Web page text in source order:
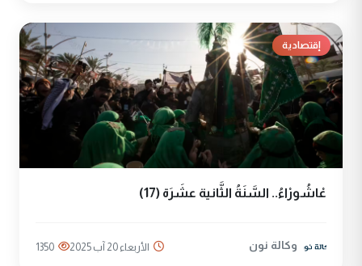
إقتصادية
عْاشُورْاءُ.. السَّنَةُ الثَّانية عشَرَة (17)
وكالة نون الأربعاء 20 آب 2025 1350